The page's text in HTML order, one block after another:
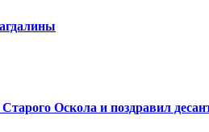
Оскола и поздравил